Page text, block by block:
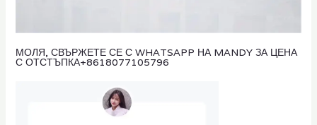
МОЛЯ, СВЪРЖЕТЕ СЕ С WHATSAPP НА MANDY ЗА ЦЕНА
С ОТСТЪПКА+8618077105796